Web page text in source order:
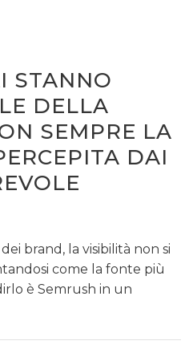
STANNO
DELLA
SEMPRE LA
DAI
brand, la visibilità non si
come la fonte più
è Semrush in un